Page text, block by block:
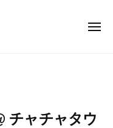
メ
チャチャタウ